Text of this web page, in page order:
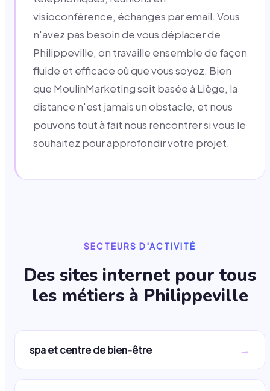
visioconférence, échanges par email. Vous
n'avez pas besoin de vous déplacer de
Philippeville, on travaille ensemble de façon
fluide et efficace où que vous soyez. Bien
que MoulinMarketing soit basée à Liège, la
distance n'est jamais un obstacle, et nous
pouvons tout à fait nous rencontrer si vous le
souhaitez pour approfondir votre projet.
SECTEURS D'ACTIVITÉ
Des sites internet pour tous
les métiers à Philippeville
spa et centre de bien-être →